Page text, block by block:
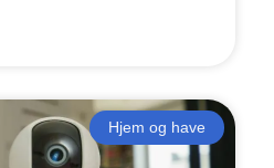
Hjem og have